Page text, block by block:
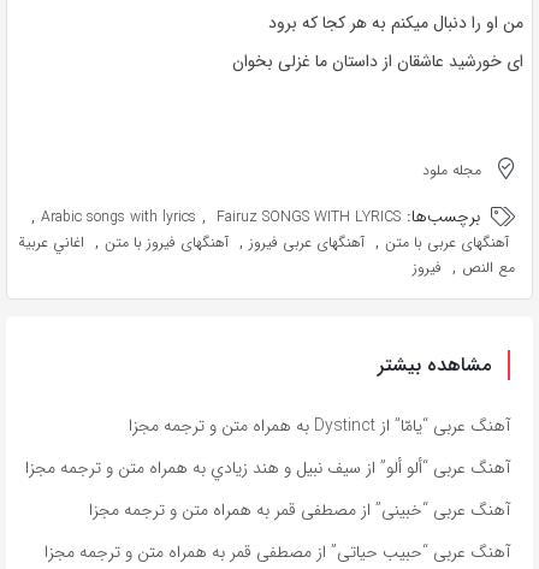
من او را دنبال میکنم به هر کجا که برود
ای خورشید عاشقان از داستان ما غزلی بخوان
مجله ملود
برچسب‌ها: Arabic songs with lyrics , Fairuz SONGS WITH LYRICS
,
آهنگهای عربی با متن , آهنگهای عربی فیروز , آهنگهای فیروز با متن , اغاني عربية
مع النص , فیروز
مشاهده بیشتر
آهنگ عربی “يامّا” از Dystinct به همراه متن و ترجمه مجزا
آهنگ عربی “ألو ألو” از سيف نبيل و هند زيادي به همراه متن و ترجمه مجزا
آهنگ عربی “خبينى” از مصطفى قمر به همراه متن و ترجمه مجزا
آهنگ عربی “حبيب حياتى” از مصطفى قمر به همراه متن و ترجمه مجزا